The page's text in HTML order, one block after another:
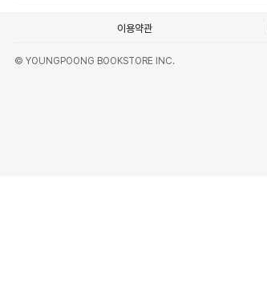
이용약관
© YOUNGPOONG BOOKSTORE INC.